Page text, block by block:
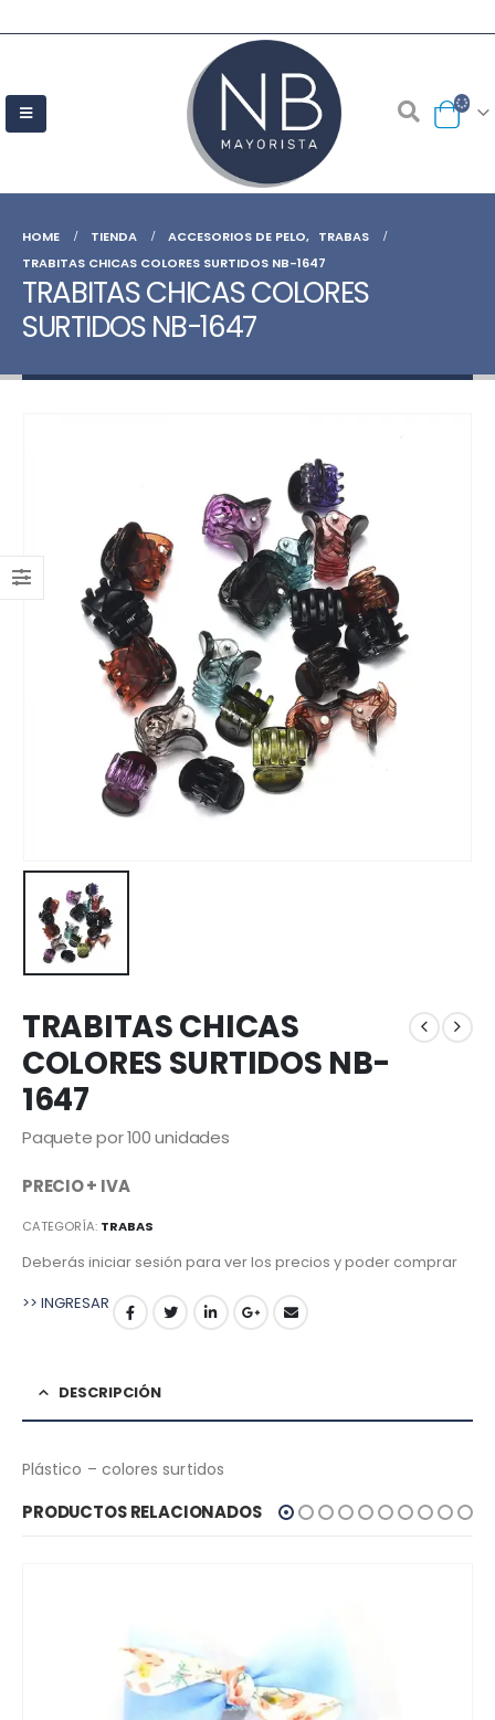
HOME TIENDA ACCESORIOS DE PELO, TRABAS
TRABITAS CHICAS COLORES SURTIDOS NB-1647
TRABITAS CHICAS COLORES
SURTIDOS NB-1647
TRABITAS CHICAS
COLORES SURTIDOS NB-
1647
Paquete por 100 unidades
PRECIO + IVA
CATEGORÍA: TRABAS
Deberás iniciar sesión para ver los precios y poder comprar
>> INGRESAR
DESCRIPCIÓN
Plástico – colores surtidos
PRODUCTOS RELACIONADOS